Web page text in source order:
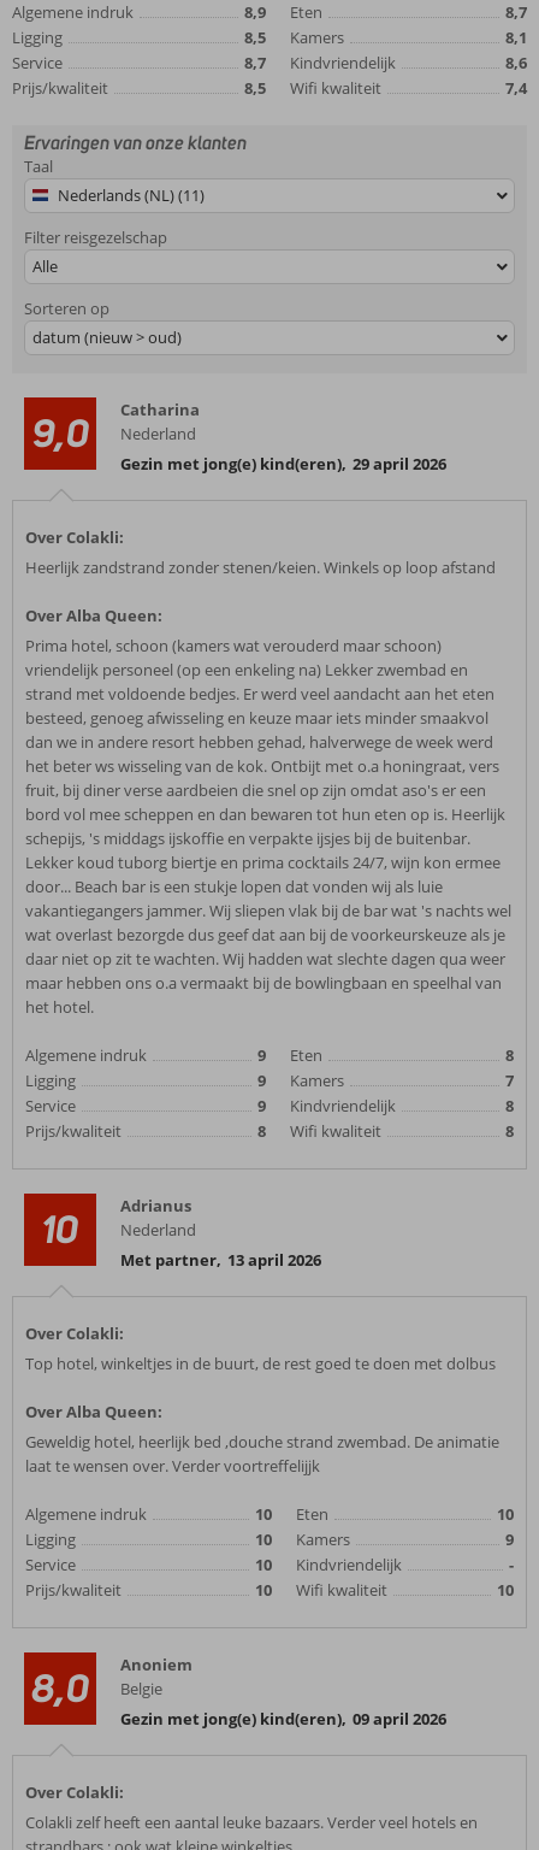
Algemene indruk
8,9
Ligging
8,5
Service
8,7
Prijs/kwaliteit
8,5
Eten
8,7
Kamers
8,1
Kindvriendelijk
8,6
Wifi kwaliteit
7,4
Ervaringen van onze klanten
Taal
Nederlands (NL) (11)
Filter reisgezelschap
Alle
Sorteren op
datum (nieuw > oud)
9,0
Catharina
Nederland
Gezin met jong(e) kind(eren), 29 april 2026
Over Colakli:
Heerlijk zandstrand zonder stenen/keien. Winkels op loop afstand
Over Alba Queen:
Prima hotel, schoon (kamers wat verouderd maar schoon)
vriendelijk personeel (op een enkeling na) Lekker zwembad en
strand met voldoende bedjes. Er werd veel aandacht aan het eten
besteed, genoeg afwisseling en keuze maar iets minder smaakvol
dan we in andere resort hebben gehad, halverwege de week werd
het beter ws wisseling van de kok. Ontbijt met o.a honingraat, vers
fruit, bij diner verse aardbeien die snel op zijn omdat aso's er een
bord vol mee scheppen en dan bewaren tot hun eten op is. Heerlijk
schepijs, 's middags ijskoffie en verpakte ijsjes bij de buitenbar.
Lekker koud tuborg biertje en prima cocktails 24/7, wijn kon ermee
door... Beach bar is een stukje lopen dat vonden wij als luie
vakantiegangers jammer. Wij sliepen vlak bij de bar wat 's nachts wel
wat overlast bezorgde dus geef dat aan bij de voorkeurskeuze als je
daar niet op zit te wachten. Wij hadden wat slechte dagen qua weer
maar hebben ons o.a vermaakt bij de bowlingbaan en speelhal van
het hotel.
Algemene indruk
9
Ligging
9
Service
9
Prijs/kwaliteit
8
Eten
8
Kamers
7
Kindvriendelijk
8
Wifi kwaliteit
8
10
Adrianus
Nederland
Met partner, 13 april 2026
Over Colakli:
Top hotel, winkeltjes in de buurt, de rest goed te doen met dolbus
Over Alba Queen:
Geweldig hotel, heerlijk bed ,douche strand zwembad. De animatie
laat te wensen over. Verder voortreffelijjk
Algemene indruk
10
Ligging
10
Service
10
Prijs/kwaliteit
10
Eten
10
Kamers
9
Kindvriendelijk
-
Wifi kwaliteit
10
8,0
Anoniem
Belgie
Gezin met jong(e) kind(eren), 09 april 2026
Over Colakli:
Colakli zelf heeft een aantal leuke bazaars. Verder veel hotels en